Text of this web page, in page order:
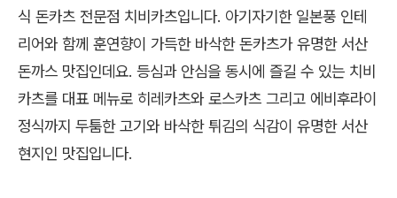
식 돈카츠 전문점 치비카츠입니다. 아기자기한 일본풍 인테
리어와 함께 훈연향이 가득한 바삭한 돈카츠가 유명한 서산
돈까스 맛집인데요. 등심과 안심을 동시에 즐길 수 있는 치비
카츠를 대표 메뉴로 히레카츠와 로스카츠 그리고 에비후라이
정식까지 두툼한 고기와 바삭한 튀김의 식감이 유명한 서산
현지인 맛집입니다.